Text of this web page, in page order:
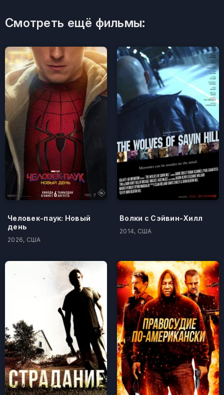
Смотреть ещё фильмы:
Человек-паук: Новый
день
2026, США
Волки с Сэйвин-Хилл
2014, США